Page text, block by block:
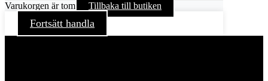
Varukorgen är tom Tillbaka till butiken
Fortsätt handla